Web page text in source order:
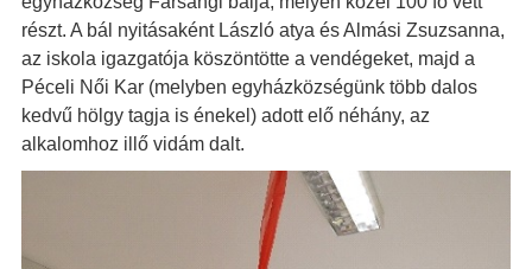
részt. A bál nyitásaként László atya és Almási Zsuzsanna,
az iskola igazgatója köszöntötte a vendégeket, majd a
Péceli Női Kar (melyben egyházközségünk több dalos
kedvű hölgy tagja is énekel) adott elő néhány, az
alkalomhoz illő vidám dalt.